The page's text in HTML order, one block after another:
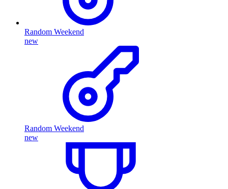
Random Weekend
new
Random Weekend
new